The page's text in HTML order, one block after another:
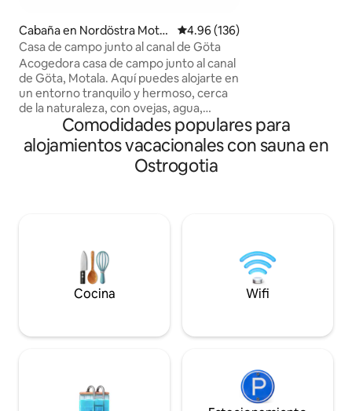
Cabaña en Nordöstra Motal
a
Calificación promedio: 4.96 de
4.96 (136)
Casa de campo junto al canal de Göta
Acogedora casa de campo junto al canal
de Göta, Motala. Aquí puedes alojarte en
un entorno tranquilo y hermoso, cerca
de la naturaleza, con ovejas, agua,
restaurante, tienda de comestibles y
senderos para caminar. La cabaña tiene
4 camas, una pequeña cocina para
preparar comidas ligeras, un baño con
por favor, háganoslo saber antes de su
se desea limpieza, se cobrará una tarifa
de SEK 500.
Comodidades populares para
alojamientos vacacionales con sauna en
Ostrogotia
Cocina Wifi